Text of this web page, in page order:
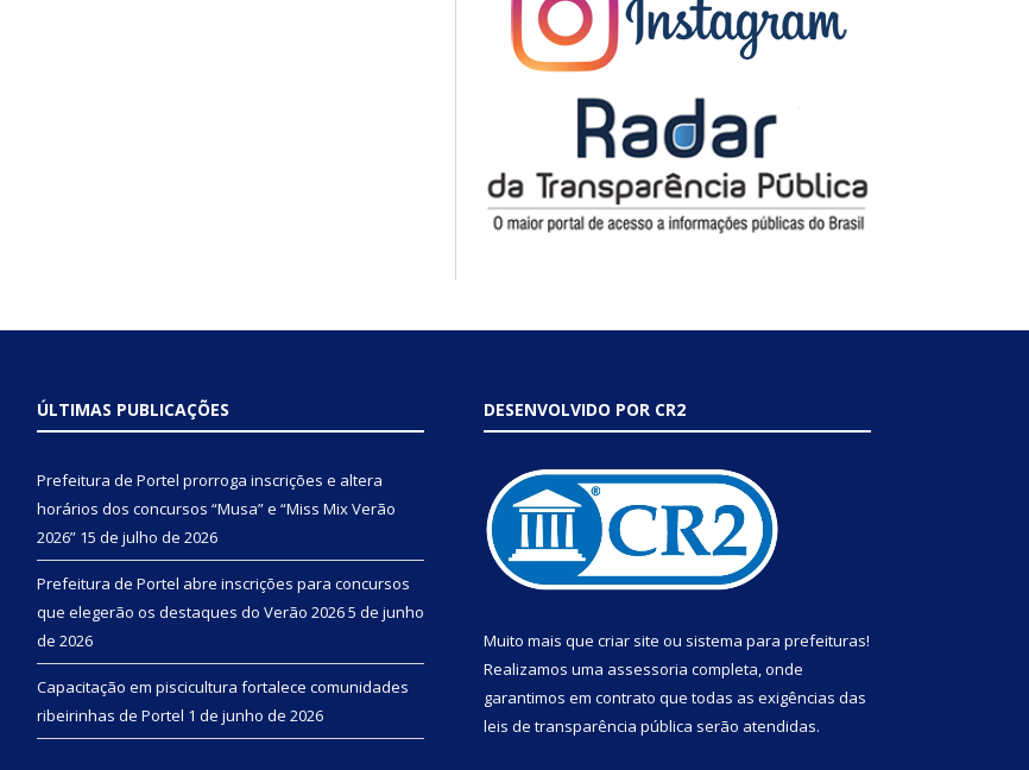
ÚLTIMAS PUBLICAÇÕES
Prefeitura de Portel prorroga inscrições e altera
horários dos concursos “Musa” e “Miss Mix Verão
2026” 15 de julho de 2026
Prefeitura de Portel abre inscrições para concursos
que elegerão os destaques do Verão 20265 de junho
de 2026
Capacitação em piscicultura fortalece comunidades
ribeirinhas de Portel 1 de junho de 2026
DESENVOLVIDO POR CR2
Muito mais que criar site ou sistema para prefeituras!
Realizamos uma assessoria completa, onde
garantimos em contrato que todas as exigências das
leis de transparência pública serão atendidas.